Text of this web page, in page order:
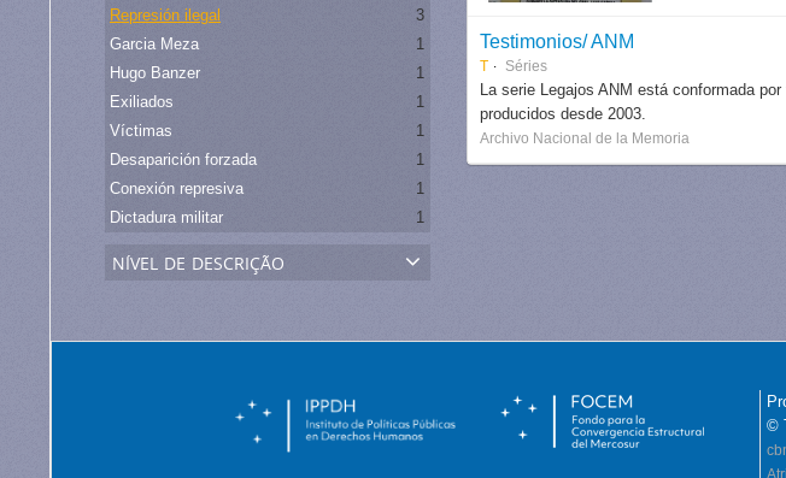
Represión ilegal
3
Garcia Meza
1
Hugo Banzer
1
Exiliados
1
Víctimas
1
Desaparición forzada
1
Conexión represiva
1
Dictadura militar
1
nível de descrição
Testimonios/ ANM
T Séries
La serie Legajos ANM está conformada
producidos desde 2003.
Archivo Nacional de la Memoria
©